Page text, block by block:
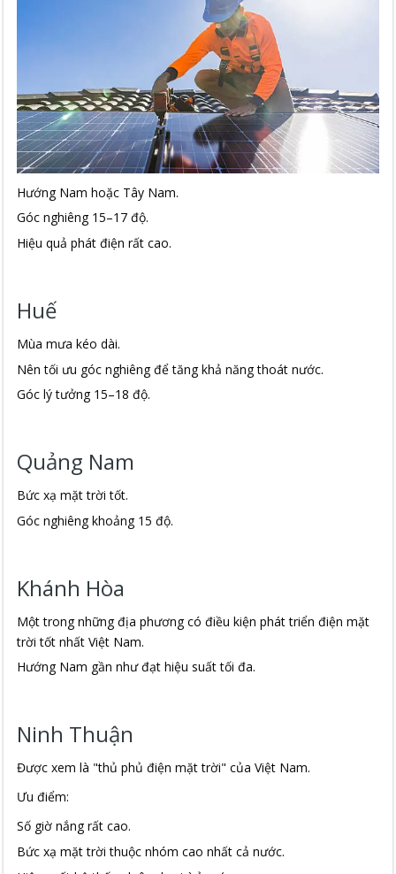
Hướng Nam hoặc Tây Nam.
Góc nghiêng 15–17 độ.
Hiệu quả phát điện rất cao.
Huế
Mùa mưa kéo dài.
Nên tối ưu góc nghiêng để tăng khả năng thoát nước.
Góc lý tưởng 15–18 độ.
Quảng Nam
Bức xạ mặt trời tốt.
Góc nghiêng khoảng 15 độ.
Khánh Hòa
Một trong những địa phương có điều kiện phát triển điện mặt
trời tốt nhất Việt Nam.
Hướng Nam gần như đạt hiệu suất tối đa.
Ninh Thuận
Được xem là "thủ phủ điện mặt trời" của Việt Nam.
Ưu điểm:
Số giờ nắng rất cao.
Bức xạ mặt trời thuộc nhóm cao nhất cả nước.